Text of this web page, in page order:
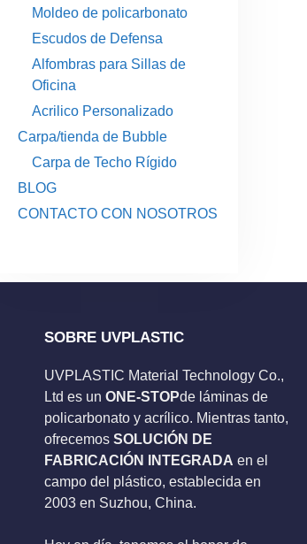
Moldeo de policarbonato
Escudos de Defensa
Alfombras para Sillas de
Oficina
Acrilico Personalizado
Carpa/tienda de Bubble
Carpa de Techo Rígido
BLOG
CONTACTO CON NOSOTROS
SOBRE UVPLASTIC
UVPLASTIC Material Technology Co.,
Ltd es un ONE-STOPde láminas de
policarbonato y acrílico. Mientras tanto,
ofrecemos SOLUCIÓN DE
FABRICACIÓN INTEGRADA en el
campo del plástico, establecida en
2003 en Suzhou, China.